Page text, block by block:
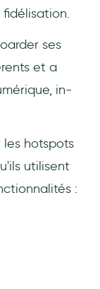
ses
et a
in-
hotspots
utilisent
: